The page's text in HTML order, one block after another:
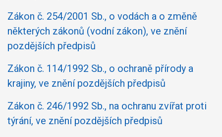
Zákon č. 254/2001 Sb., o vodách a o změně
některých zákonů (vodní zákon), ve znění
pozdějších předpisů
Zákon č. 114/1992 Sb., o ochraně přírody a
krajiny, ve znění pozdějších předpisů
Zákon č. 246/1992 Sb., na ochranu zvířat proti
týrání, ve znění pozdějších předpisů